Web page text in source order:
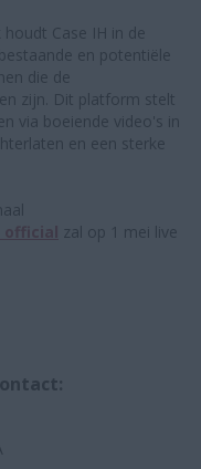
Case IH in de
en potentiële
die de
zijn. Dit platform stelt
via boeiende video's in
en een sterke
zal op 1 mei live